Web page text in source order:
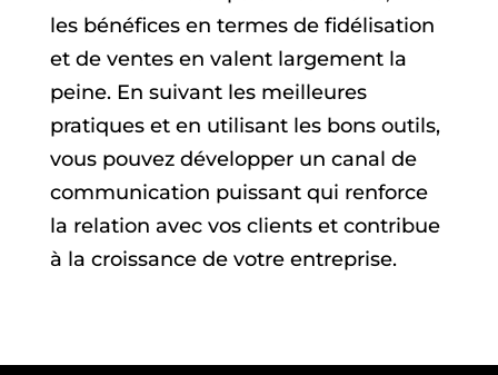
les bénéfices en termes de fidélisation
et de ventes en valent largement la
peine. En suivant les meilleures
pratiques et en utilisant les bons outils,
vous pouvez développer un canal de
communication puissant qui renforce
la relation avec vos clients et contribue
à la croissance de votre entreprise.